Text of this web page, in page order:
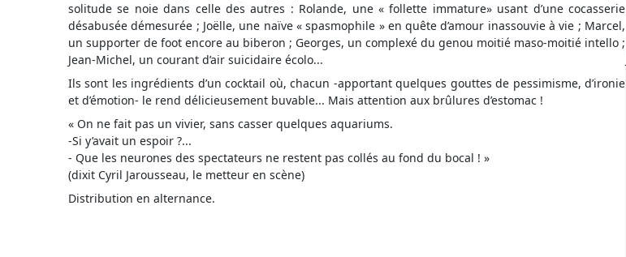
solitude se noie dans celle des autres : Rolande, une « follette immature» usant d’une cocasserie
désabusée démesurée ; Joëlle, une naïve « spasmophile » en quête d’amour inassouvie à vie ; Marcel,
un supporter de foot encore au biberon ; Georges, un complexé du genou moitié maso-moitié intello ;
Jean-Michel, un courant d’air suicidaire écolo...
Ils sont les ingrédients d’un cocktail où, chacun -apportant quelques gouttes de pessimisme, d’ironie
et d’émotion- le rend délicieusement buvable... Mais attention aux brûlures d’estomac !
« On ne fait pas un vivier, sans casser quelques aquariums.
-Si y’avait un espoir ?...
- Que les neurones des spectateurs ne restent pas collés au fond du bocal ! »
(dixit Cyril Jarousseau, le metteur en scène)
Distribution en alternance.